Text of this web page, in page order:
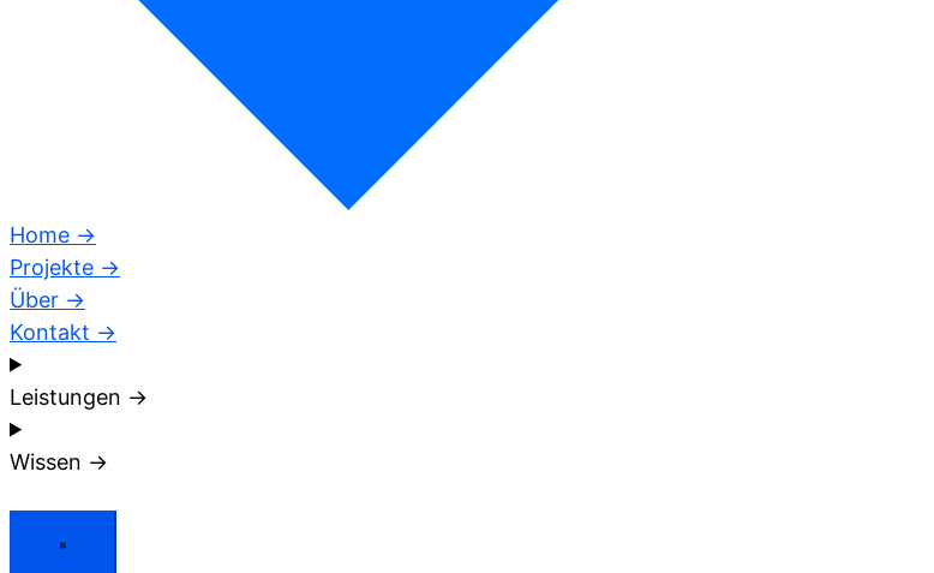
Home →
Projekte →
Über →
Kontakt →
Leistungen →
Wissen →